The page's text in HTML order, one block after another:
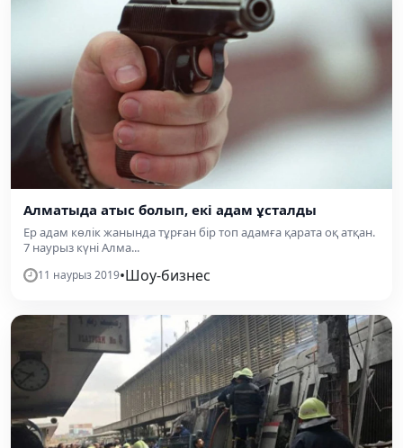
Алматыда атыс болып, екі адам ұсталды
Ер адам көлік жанында тұрған бір топ адамға қарата оқ атқан.
7 наурыз күні Алма...
11 наурыз 2019•Шоу-бизнес